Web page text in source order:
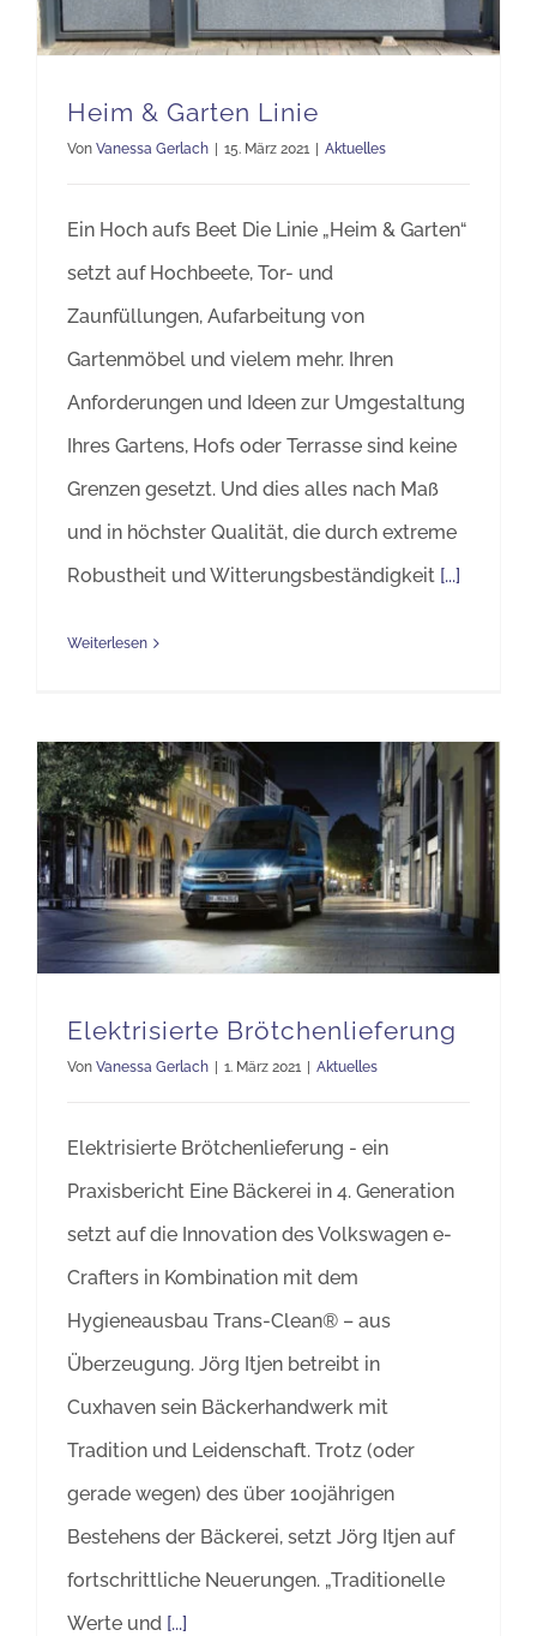
Heim & Garten Linie
Von Vanessa Gerlach | 15. März 2021 | Aktuelles
Ein Hoch aufs Beet Die Linie „Heim & Garten“
setzt auf Hochbeete, Tor- und
Zaunfüllungen, Aufarbeitung von
Gartenmöbel und vielem mehr. Ihren
Anforderungen und Ideen zur Umgestaltung
Ihres Gartens, Hofs oder Terrasse sind keine
Grenzen gesetzt. Und dies alles nach Maß
und in höchster Qualität, die durch extreme
Robustheit und Witterungsbeständigkeit [...]
Weiterlesen
Elektrisierte Brötchenlieferung
Von Vanessa Gerlach 1. März 2021 Aktuelles
Elektrisierte Brötchenlieferung - ein
Praxisbericht Eine Bäckerei in 4. Generation
setzt auf die Innovation des Volkswagen e-
Crafters in Kombination mit dem
Hygieneausbau Trans-Clean® – aus
Überzeugung. Jörg Itjen betreibt in
Cuxhaven sein Bäckerhandwerk mit
Tradition und Leidenschaft. Trotz (oder
gerade wegen) des über 100jährigen
Bestehens der Bäckerei, setzt Jörg Itjen auf
fortschrittliche Neuerungen. „Traditionelle
Werte und [...]